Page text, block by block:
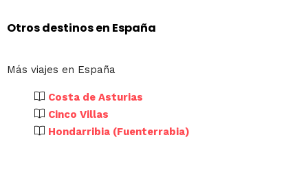
Otros destinos en España
Más viajes en España
Costa de Asturias
Cinco Villas
Hondarribia (Fuenterrabia)